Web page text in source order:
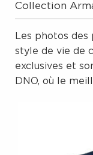
Collection
Les photos
style de vie de
exclusives et
DNO, où le